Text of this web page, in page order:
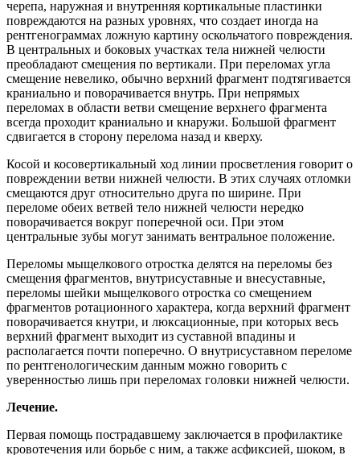
черепа, наружная и внутренняя кортикальные пластинки
повреждаются на разных уровнях, что создает иногда на
рентгенограммах ложную картину оскольчатого повреждения.
В центральных и боковых участках тела нижней челюсти
преобладают смещения по вертикали. При переломах угла
смещение невелико, обычно верхний фрагмент подтягивается
краниально и поворачивается внутрь. При непрямых
переломах в области ветви смещение верхнего фрагмента
всегда проходит краниально и кнаружи. Большой фрагмент
сдвигается в сторону перелома назад и кверху.
Косой и косовертикальный ход линии просветления говорит о
повреждении ветви нижней челюсти. В этих случаях отломки
смещаются друг относительно друга по ширине. При
переломе обеих ветвей тело нижней челюсти нередко
поворачивается вокруг поперечной оси. При этом
центральные зубы могут занимать вентральное положение.
Переломы мыщелкового отростка делятся на переломы без
смещения фрагментов, внутрисуставные и внесуставные,
переломы шейки мыщелкового отростка со смещением
фрагментов ротационного характера, когда верхний фрагмент
поворачивается кнутри, и люксационные, при которых весь
верхний фрагмент выходит из суставной впадины и
располагается почти поперечно. О внутрисуставном переломе
по рентгенологическим данным можно говорить с
уверенностью лишь при переломах головки нижней челюсти.
Лечение.
Первая помощь пострадавшему заключается в профилактике
кровотечения или борьбе с ним, а также асфиксией, шоком, в